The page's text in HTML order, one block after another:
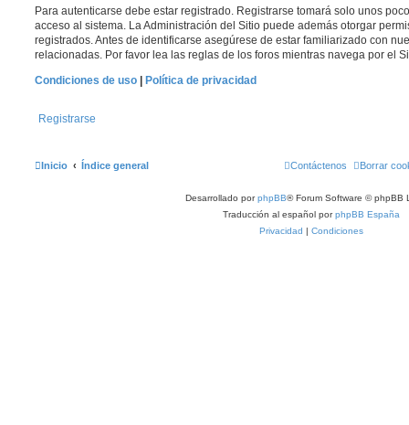
Para autenticarse debe estar registrado. Registrarse tomará solo unos
acceso al sistema. La Administración del Sitio puede además otorgar
registrados. Antes de identificarse asegúrese de estar familiarizado con
relacionadas. Por favor lea las reglas de los foros mientras navega por el
Condiciones de uso
Política de privacidad
Registrarse
Inicio Índice general Borrar
Contáctenos
Desarrollado porphpBB® Forum Software © phpBB
Traducción al español porphpBB España
Privacidad | Condiciones